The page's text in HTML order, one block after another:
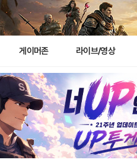
게이머존 라이브/영상